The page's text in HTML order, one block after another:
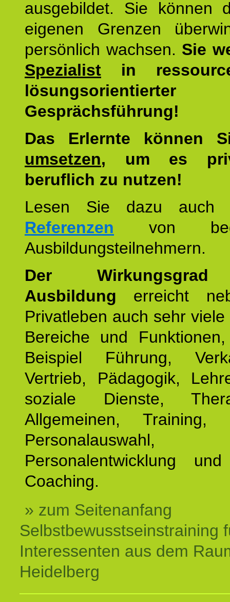
ausgebildet. Sie können
eigenen Grenzen
persönlich wachsen. Sie
Spezialist in
lösungsorientierter
Gesprächsführung!
Das Erlernte können
umsetzen, um es
beruflich zu nutzen!
Lesen Sie dazu
Referenzen von
Ausbildungsteilnehmern.
Der
Ausbildung erreicht
Privatleben auch sehr
Bereiche und
Beispiel Führung,
Vertrieb, Pädagogik,
soziale Dienste,
Allgemeinen, Training,
Personalauswahl,
Personalentwicklung
Coaching.
» zum Seitenanfang
Selbstbewusstseinstraining
Interessenten aus dem
Heidelberg